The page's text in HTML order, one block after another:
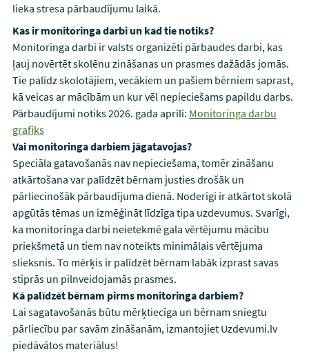
lieka stresa pārbaudījumu laikā.
Kas ir monitoringa darbi un kad tie notiks?
Monitoringa darbi ir valsts organizēti pārbaudes darbi, kas
ļauj novērtēt skolēnu zināšanas un prasmes dažādās jomās.
Tie palīdz skolotājiem, vecākiem un pašiem bērniem saprast,
kā veicas ar mācībām un kur vēl nepieciešams papildu darbs.
Pārbaudījumi notiks 2026. gada aprīlī: Monitoringa darbu
grafiks
Vai monitoringa darbiem jāgatavojas?
Speciāla gatavošanās nav nepieciešama, tomēr zināšanu
atkārtošana var palīdzēt bērnam justies drošāk un
pārliecinošāk pārbaudījuma dienā. Noderīgi ir atkārtot skolā
apgūtās tēmas un izmēģināt līdzīga tipa uzdevumus. Svarīgi,
ka monitoringa darbi neietekmē gala vērtējumu mācību
priekšmetā un tiem nav noteikts minimālais vērtējuma
slieksnis. To mērķis ir palīdzēt bērnam labāk izprast savas
stiprās un pilnveidojamās prasmes.
Kā palīdzēt bērnam pirms monitoringa darbiem?
Lai sagatavošanās būtu mērķtiecīga un bērnam sniegtu
pārliecību par savām zināšanām, izmantojiet Uzdevumi.lv
piedāvātos materiālus!